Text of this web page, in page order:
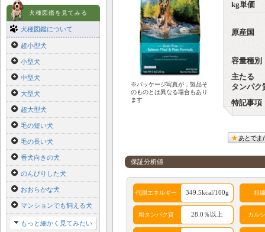
※パッケージ写真が，製品そ
のものとは異なる場合もあり
ます
kg単価
原産国
容量種別
主たる
タンパク
特記事項
あとでま
保証分析値
代謝エネルギー 349.5kcal/100g 粗
粗タンパク質 28.0％以上 カル
犬種図鑑を見てみる
犬種図鑑について
超小型犬
小型犬
中型犬
大型犬
超大型犬
毛の短い犬
毛の長い犬
番犬向きの犬
のんびりした犬
おおらかな犬
マンションでも飼える犬
もっと細かく見てみたい